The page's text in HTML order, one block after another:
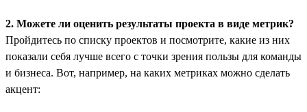
2. Можете ли оценить результаты проекта в виде метрик?
Пройдитесь по списку проектов и посмотрите, какие из них
показали себя лучше всего с точки зрения пользы для команды
и бизнеса. Вот, например, на каких метриках можно сделать
акцент: